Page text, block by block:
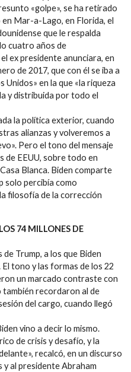
«golpe», se ha retirado
Mar-a-Lago, en Florida, el
que le respalda
cuatro años de
ex presidente anunciara, en
de 2017, que con él se iba a
en la que «la riqueza
y distribuida por todo el
la política exterior, cuando
alianzas y volveremos a
Pero el tono del mensaje
de EEUU, sobre todo en
Blanca. Biden comparte
solo percibía como
filosofía de la corrección
74 MILLONES DE
Trump, a los que Biden
tono y las formas de los 22
un marcado contraste con
también recordaron al de
del cargo, cuando llegó
vino a decir lo mismo.
de crisis y desafío, y la
recalcó, en un discurso
al presidente Abraham